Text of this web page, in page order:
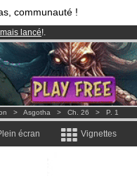
communauté !
lancé!.
& Mangas!
3.95 eurospar mois !Clique ici
> Asgotha > Ch. 26 > P. 1
écran Vignettes